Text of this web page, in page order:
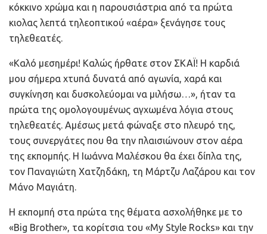
κόκκινο χρώμα και η παρουσιάστρια από τα πρώτα
κιολας λεπτά τηλεοπτικού «αέρα» ξενάγησε τους
τηλεθεατές.
«Καλό μεσημέρι! Καλώς ήρθατε στον ΣΚΑΪ! Η καρδιά
μου σήμερα χτυπά δυνατά από αγωνία, χαρά και
συγκίνηση και δυσκολεύομαι να μιλήσω…», ήταν τα
πρώτα της ομολογουμένως αγχωμένα λόγια στους
τηλεθεατές. Αμέσως μετά φώναξε στο πλευρό της,
τους συνεργάτες που θα την πλαισιώνουν στον αέρα
της εκπομπής. Η Ιωάννα Μαλέσκου θα έχει δίπλα της,
τον Παναγιώτη Χατζηδάκη, τη Μάρτζυ Λαζάρου και τον
Μάνο Μαγιάτη.
Η εκπομπή στα πρώτα της θέματα ασχολήθηκε με το
«Big Brother», τα κορίτσια του «My Style Rocks» και την